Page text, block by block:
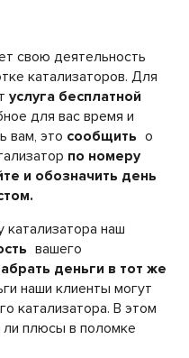
свою деятельность
катализаторов. Для
услуга бесплатной
для вас время и
вам, это сообщить о
по номеру
и обозначить день
катализатора наш
вашего
деньги в тот же
наши клиенты могут
катализатора. В этом
ли плюсы в поломке